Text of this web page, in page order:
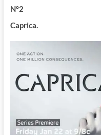
Nº2
Caprica.